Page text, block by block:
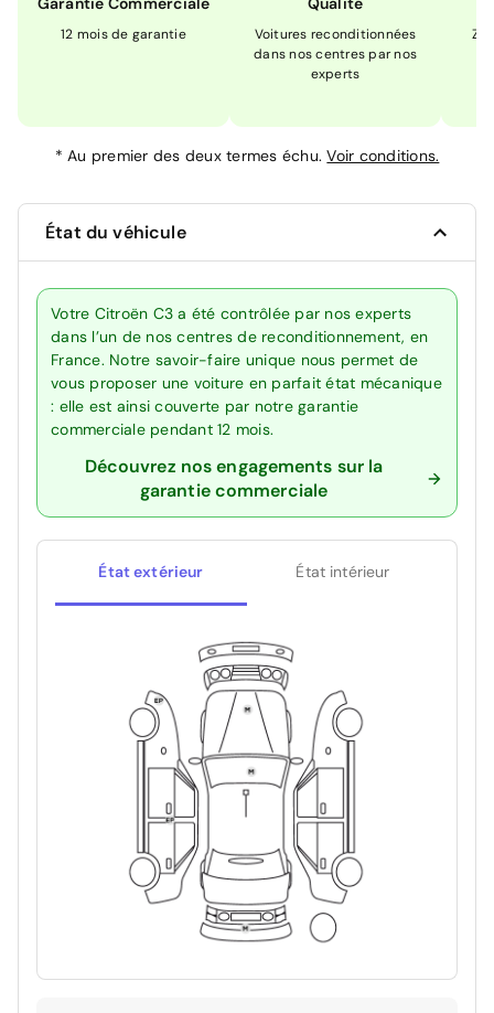
12 mois de garantie
Voitures reconditionnées
dans nos centres par nos
experts
*Au premier des deux termes échu.Voir conditions.
État du véhicule
Votre Citroën C3 a été contrôlée par nos experts
dans l’un de nos centres de reconditionnement, en
France. Notre savoir-faire unique nous permet de
vous proposer une voiture en parfait état mécanique
: elle est ainsi couverte par notre garantie
commerciale pendant 12 mois.
Découvrez nos engagements sur la
garantie commerciale
État extérieur État intérieur